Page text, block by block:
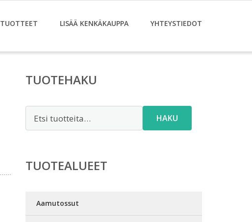
TUOTTEET LISÄÄ KENKÄKAUPPA YHTEYSTIEDOT
TUOTEHAKU
HAKU
TUOTEALUEET
Aamutossut